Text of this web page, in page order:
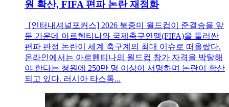
원 확산, FIFA 편파 논란 재점화
[인터내셔널포커스] 2026 북중미 월드컵이 준결승을 앞
둔 가운데 아르헨티나와 국제축구연맹(FIFA)을 둘러싼
편파 판정 논란이 세계 축구계의 최대 이슈로 떠올랐다.
온라인에서는 아르헨티나의 월드컵 참가 자격을 박탈해
야 한다는 청원에 250만 명 이상이 서명하며 논란이 확산
되고 있다. 러시아 타스통...